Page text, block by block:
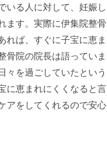
いる人に対して、妊娠し
ます。実際に伊集院整骨
れば、すぐに子宝に恵ま
骨院の院長は語っていま
々を過ごしていたという
に恵まれにくくなると言
アをしてくれるので安心